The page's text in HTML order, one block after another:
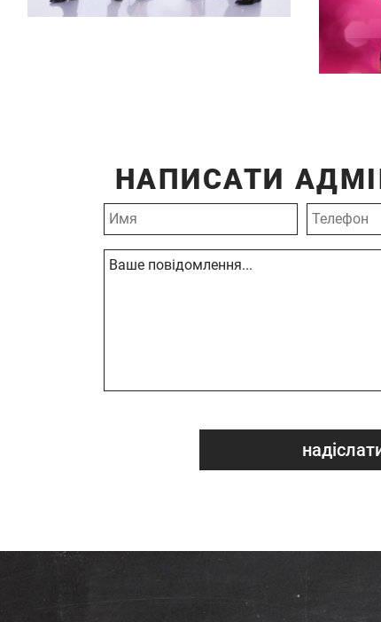
НАПИСАТИ